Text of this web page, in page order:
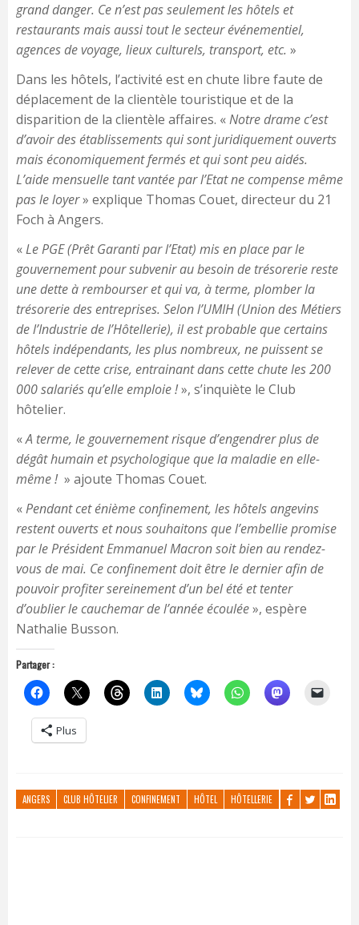
grand danger. Ce n’est pas seulement les hôtels et
restaurants mais aussi tout le secteur événementiel,
agences de voyage, lieux culturels, transport, etc. »
Dans les hôtels, l’activité est en chute libre faute de
déplacement de la clientèle touristique et de la
disparition de la clientèle affaires. «Notre drame c’est
d’avoir des établissements qui sont juridiquement ouverts
mais économiquement fermés et qui sont peu aidés.
L’aide mensuelle tant vantée par l’Etat ne compense même
pas le loyer» explique Thomas Couet, directeur du 21
Foch à Angers.
«Le PGE (Prêt Garanti par l’Etat) mis en place par le
gouvernement pour subvenir au besoin de trésorerie reste
une dette à rembourser et qui va, à terme, plomber la
trésorerie des entreprises. Selon l’UMIH (Union des Métiers
de l’Industrie de l’Hôtellerie), il est probable que certains
hôtels indépendants, les plus nombreux, ne puissent se
relever de cette crise, entrainant dans cette chute les 200
000 salariés qu’elle emploie !», s’inquiète le Club
hôtelier.
«A terme, le gouvernement risque d’engendrer plus de
dégât humain et psychologique que la maladie en elle-
même !» ajoute Thomas Couet.
«Pendant cet énième confinement, les hôtels angevins
restent ouverts et nous souhaitons que l’embellie promise
par le Président Emmanuel Macron soit bien au rendez-
vous de mai. Ce confinement doit être le dernier afin de
pouvoir profiter sereinement d’un bel été et tenter
d’oublier le cauchemar de l’année écoulée», espère
Nathalie Busson.
Partager :
Plus
ANGERS CLUB HÔTELIER CONFINEMENT HÔTEL HÔTELLERIE